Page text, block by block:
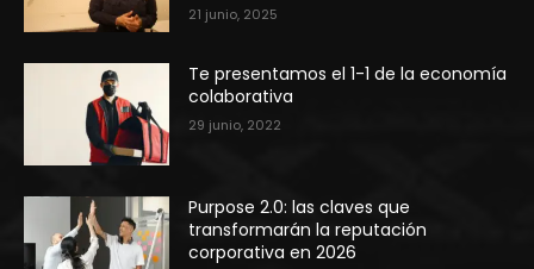
21 junio, 2025
Te presentamos el 1-1 de la economía
colaborativa
29 junio, 2022
Purpose 2.0: las claves que
transformarán la reputación
corporativa en 2026 ​